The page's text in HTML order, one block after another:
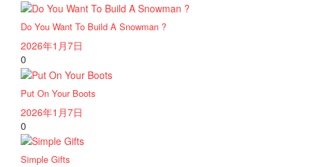
Do You Want To Build A Snowman ?
2026年1月7日
0
Put On Your Boots
2026年1月7日
0
Simple Gifts